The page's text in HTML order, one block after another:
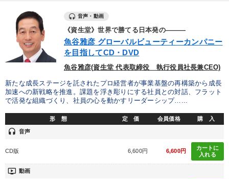
目的別
業績を伸ばしたい 財務・数字力の向上
財務・数字力の向上 社員研修を行いたい
販売力を強化したい 経営を改善したい
キーワード
一流人 広報・PR リピート 生産性向上 入門篇
音声・動画
《資生堂》世界で勝てる日本発の―――
魚谷雅彦 グローバルビューティーカンパニー
を目指してCD・DVD
魚谷雅彦(資生堂 代表取締役 執行役員社長兼CEO)
新たな成長ステージを託されたプロ経営者が事業基盤の再構築から成長
加速への新戦略を推進。課題を浮き彫りにする社員との対話、フラット
で活発な組織づくり、社員の心を動かすリーダーシップ…...
形 態 定 価 会員価格 購 入
headset 音声
CD版 6,600円 6,600円
カートに
入れる
ondemand_video 動画